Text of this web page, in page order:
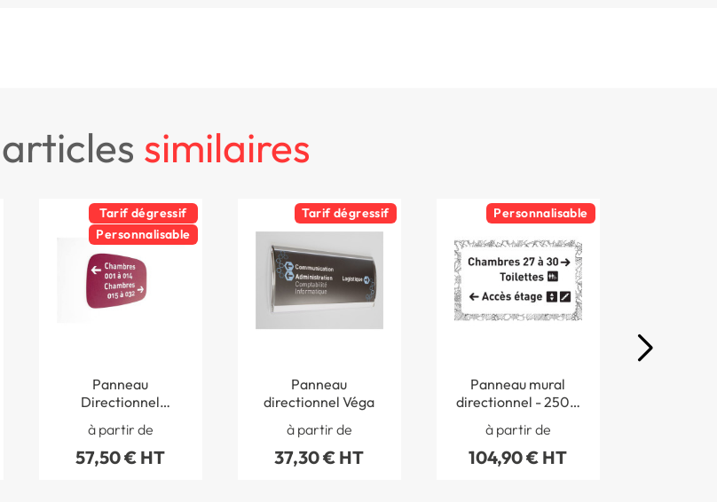
articles similaires
Tarif dégressif
Personnalisable
Panneau
Directionnel
personnalisé A3 -
Touchy®
à partir de
57,50 € HT
Tarif dégressif
Panneau
directionnel Véga
à partir de
37,30 € HT
Personnalisable
Panneau mural
directionnel - 250 x
400 mm - PVC de 2
mm imprimé -
Gamme Mosaïque®
à partir de
104,90 € HT